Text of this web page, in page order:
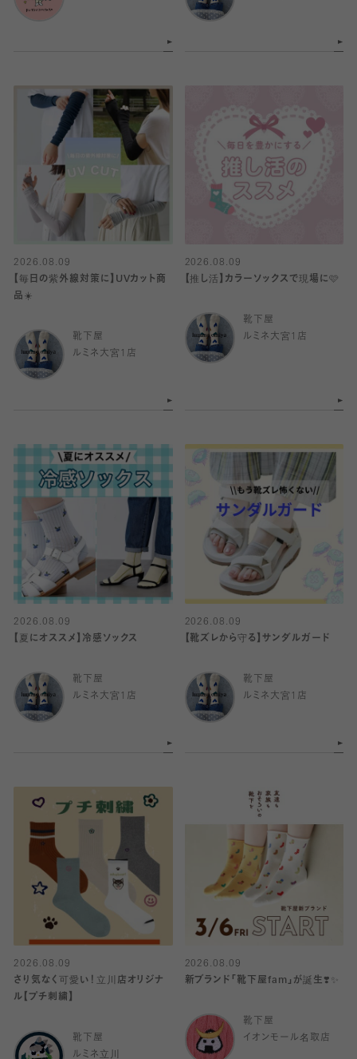
2026.08.09
【毎日の紫外線対策に】UVカット商
品☀️
靴下屋
ルミネ大宮1店
2026.08.09
【推し活】カラーソックスで現場に🩷
靴下屋
ルミネ大宮1店
2026.08.09
【夏にオススメ】冷感ソックス
靴下屋
ルミネ大宮1店
2026.08.09
【靴ズレから守る】サンダルガード
靴下屋
ルミネ大宮1店
2026.08.09
さり気なく可愛い！立川店オリジナ
ル【プチ刺繍】
靴下屋
ルミネ立川
2026.08.09
新ブランド「靴下屋fam」が誕生❣️✨
靴下屋
イオンモール名取店